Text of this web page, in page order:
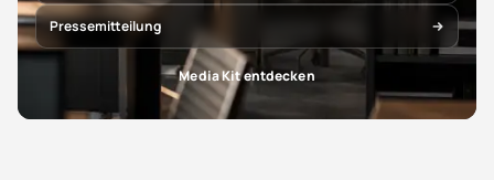
Pressemitteilung
Media Kit entdecken